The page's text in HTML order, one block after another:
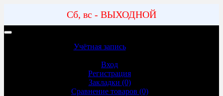
Сб, вс - ВЫХОДНОЙ
Учётная запись
Вход
Регистрация
Закладки (0)
Сравнение товаров (0)